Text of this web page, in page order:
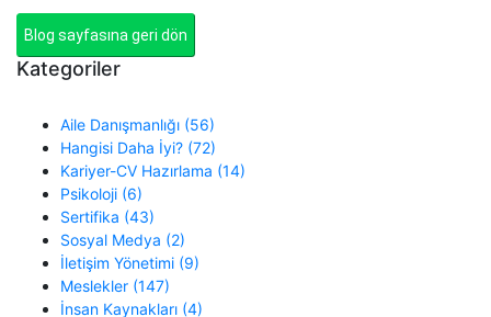
Blog sayfasına geri dön
Kategoriler
Aile Danışmanlığı (56)
Hangisi Daha İyi? (72)
Kariyer-CV Hazırlama (14)
Psikoloji (6)
Sertifika (43)
Sosyal Medya (2)
İletişim Yönetimi (9)
Meslekler (147)
İnsan Kaynakları (4)